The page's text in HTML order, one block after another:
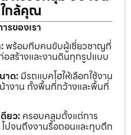
กล้คุณ
รของเรา
พร้อมทีมคนขับผู้เชี่ยวชาญที่
สร้างและงานดินทุกรูปแบบ
าด: มีรถแบคโฮให้เลือกใช้งาน
างาน ทั้งพื้นที่กว้างและพื้นที่
ยว: ครอบคลุมตั้งแต่การ
ปจนถึงงานรื้อถอนและทุบตึก